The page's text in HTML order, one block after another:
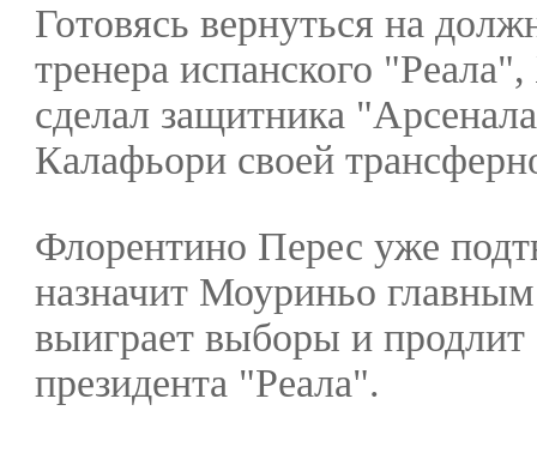
Готовясь вернуться на
тренера испанского
сделал защитника
Калафьори своей
Флорентино Перес уже
назначит Моуриньо
выиграет выборы и
президента "Реала".